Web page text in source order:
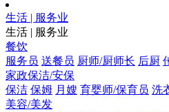
生活 | 服务业
生活 | 服务业
餐饮
服务员 送餐员 厨师/厨师长 后厨
家政保洁/安保
保洁 保姆 月嫂 育婴师/保育员 洗
美容/美发